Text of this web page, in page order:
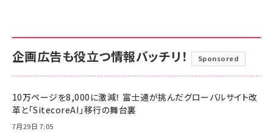
企画広告も役立つ情報バッチリ！ Sponsored
10万ページを8,000に激減！ 富士通が挑んだグローバルサイト改
革と「SitecoreAI」移行の舞台裏
7月29日 7:05